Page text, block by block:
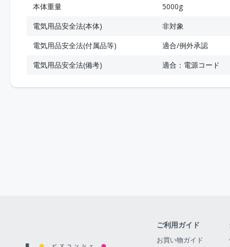
本体重量
5000g
電気用品安全法(本体)
非対象
電気用品安全法(付属品等)
適合/例外承認
電気用品安全法(備考)
適合：電源コード
ご利用ガイド
お買い物ガイド